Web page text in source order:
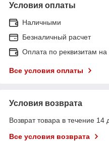
Условия оплаты
Наличными
Безналичный расчет
Оплата по реквизитам
Все условия оплаты
Условия возврата
Возврат товара в течение 14
Все условия возврата